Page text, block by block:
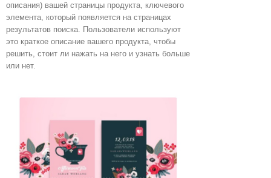
описания) вашей страницы продукта, ключевого
элемента, который появляется на страницах
результатов поиска. Пользователи используют
это краткое описание вашего продукта, чтобы
решить, стоит ли нажать на него и узнать больше
или нет.